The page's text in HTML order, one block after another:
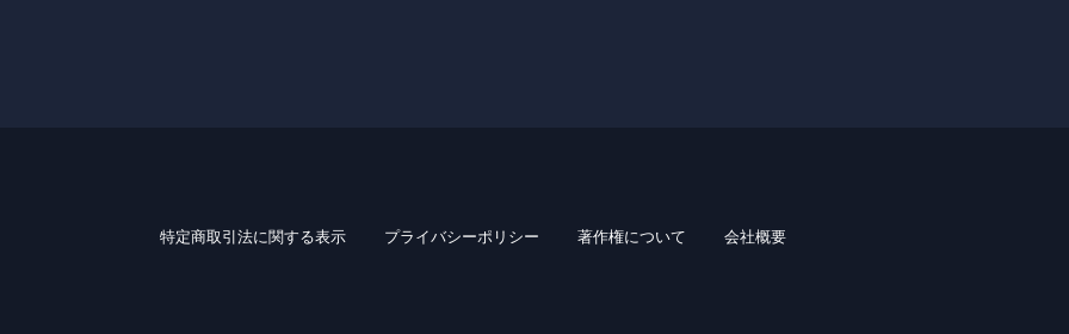
特定商取引法に関する表示 プライバシーポリシー 著作権について 会社概要